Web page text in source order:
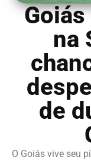
na
de
O Goiás vive seu